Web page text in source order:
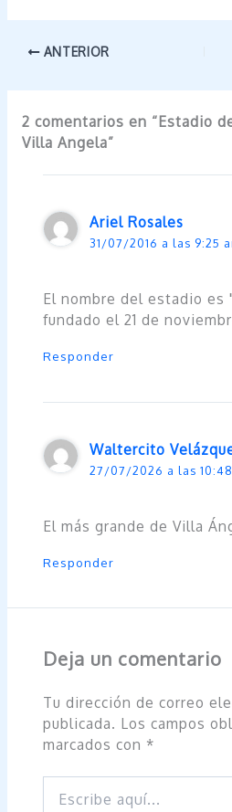
ANTERIOR
2 comentarios en “Estadio
Villa Angela”
Ariel Rosales
31/07/2016 a las 9:25
El nombre del estadio es
fundado el 21 de
Responder
Waltercito
27/07/2026 a las
El más grande de Villa
Responder
Deja un comentario
Tu dirección de correo
publicada. Los campos
marcados con *
aquí...